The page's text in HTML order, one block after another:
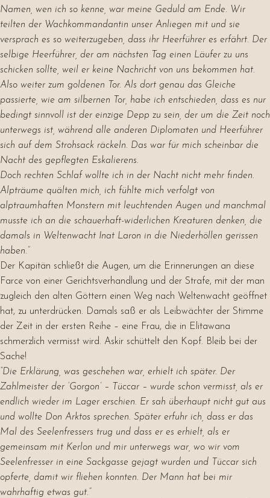
Namen, wen ich so kenne, war meine Geduld am Ende. Wir
teilten der Wachkommandantin unser Anliegen mit und sie
versprach es so weiterzugeben, dass ihr Heerführer es erfährt. Der
selbige Heerführer, der am nächsten Tag einen Läufer zu uns
schicken sollte, weil er keine Nachricht von uns bekommen hat.
Also weiter zum goldenen Tor. Als dort genau das Gleiche
passierte, wie am silbernen Tor, habe ich entschieden, dass es nur
bedingt sinnvoll ist der einzige Depp zu sein, der um die Zeit noch
unterwegs ist, während alle anderen Diplomaten und Heerführer
sich auf dem Strohsack räckeln. Das war für mich scheinbar die
Nacht des gepflegten Eskalierens.
Doch rechten Schlaf wollte ich in der Nacht nicht mehr finden.
Alpträume quälten mich, ich fühlte mich verfolgt von
alptraumhaften Monstern mit leuchtenden Augen und manchmal
musste ich an die schauerhaft-widerlichen Kreaturen denken, die
damals in Weltenwacht Inat Laron in die Niederhöllen gerissen
haben.”
Der Kapitän schließt die Augen, um die Erinnerungen an diese
Farce von einer Gerichtsverhandlung und der Strafe, mit der man
zugleich den alten Göttern einen Weg nach Weltenwacht geöffnet
hat, zu unterdrücken. Damals saß er als Leibwächter der Stimme
der Zeit in der ersten Reihe – eine Frau, die in Elitawana
schmerzlich vermisst wird. Askir schüttelt den Kopf. Bleib bei der
Sache!
“Die Erklärung, was geschehen war, erhielt ich später. Der
Zahlmeister der ‘Gorgon’ – Tüccar – wurde schon vermisst, als er
endlich wieder im Lager erschien. Er sah überhaupt nicht gut aus
und wollte Don Arktos sprechen. Später erfuhr ich, dass er das
Mal des Seelenfressers trug und dass er es erhielt, als er
gemeinsam mit Kerlon und mir unterwegs war, wo wir vom
Seelenfresser in eine Sackgasse gejagt wurden und Tüccar sich
opferte, damit wir fliehen konnten. Der Mann hat bei mir
wahrhaftig etwas gut.”